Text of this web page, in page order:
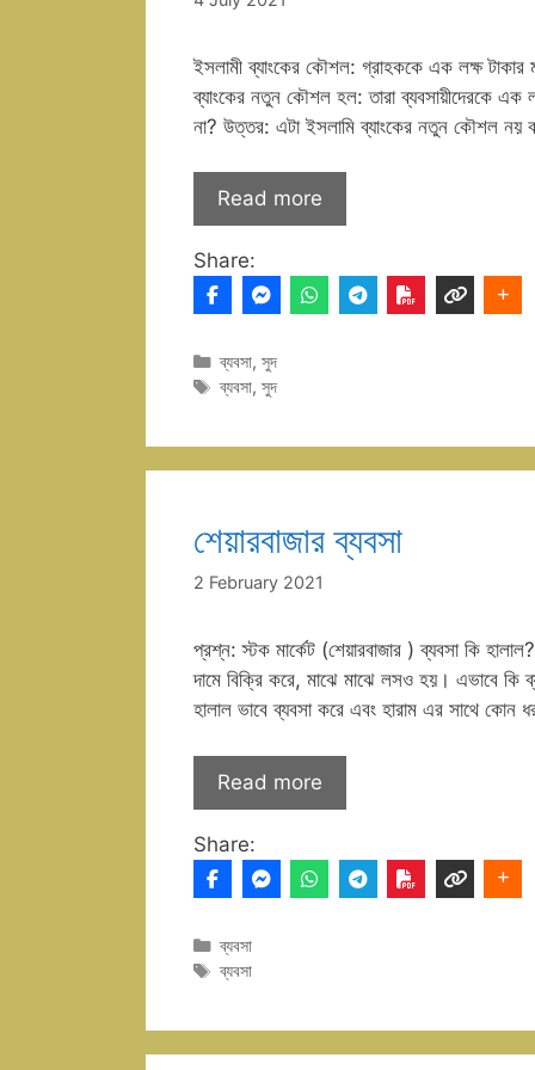
ইসলামী ব্যাংকের কৌশল: গ্রাহককে এক লক্ষ টাকার
ব্যাংকের নতুন কৌশল হল: তারা ব্যবসায়ীদেরকে এক
না? উত্তর: এটা ইসলামি ব্যাংকের নতুন কৌশল
Read more
Share:
Categories
ব্যবসা, সুদ
Tags
ব্যবসা, সুদ
শেয়ারবাজার ব্যবসা
2 February 2021
প্রশ্ন: স্টক মার্কেট (শেয়ারবাজার ) ব্যবসা কি
দামে বিক্রি করে, মাঝে মাঝে লসও হয়। এভাবে কি
হালাল ভাবে ব্যবসা করে এবং হারাম এর সাথে কোন
Read more
Share:
Categories
ব্যবসা
Tags
ব্যবসা